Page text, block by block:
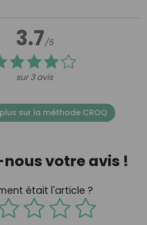
3.7/5
sur 3 avis
sur la méthode CROQ
votre avis !
était l'article ?